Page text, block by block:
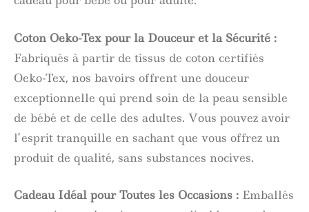
Coton Oeko-Tex pour la Douceur et la Sécurité :
Fabriqués à partir de tissus de coton certifiés
Oeko-Tex, nos bavoirs offrent une douceur
exceptionnelle qui prend soin de la peau sensible
de bébé et de celle des adultes. Vous pouvez avoir
l’esprit tranquille en sachant que vous offrez un
produit de qualité, sans substances nocives.
Cadeau Idéal pour Toutes les Occasions : Emballés